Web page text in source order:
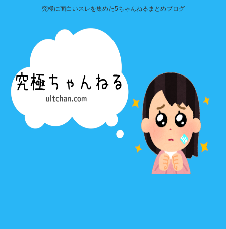
究極に面白いスレを集めた5ちゃんねるまとめブログ